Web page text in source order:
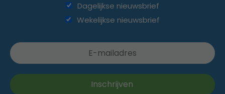
Dagelijkse nieuwsbrief
Wekelijkse nieuwsbrief